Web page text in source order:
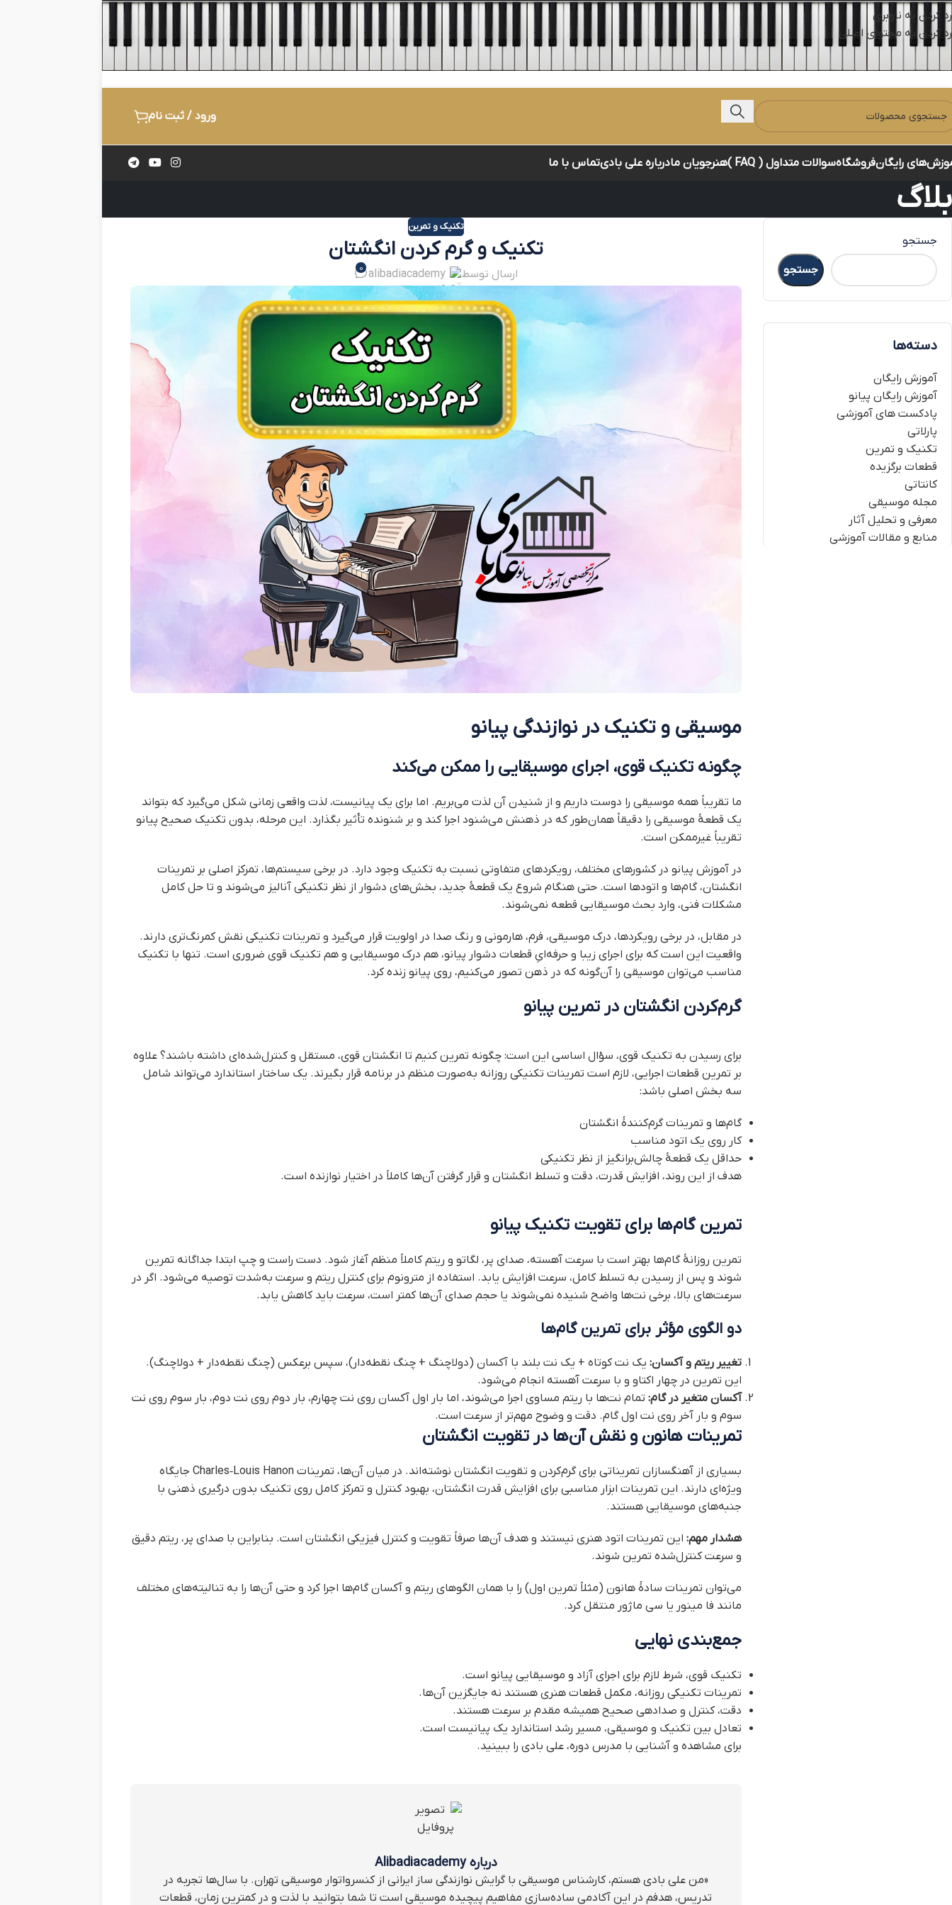
رد کردن به ناوبری
رد کردن به محتوای اصلی
ورود / ثبت نام
رایگانفروشگاهسوالات متداول ( FAQ ) هنرجویان مادرباره علی بادیتماس با ما
بلاگ
جستجو
جستجو
دسته‌ها
آموزش رایگان
آموزش رایگان پیانو
پادکست های آموزشی
پارلاتی
تکنیک و تمرین
قطعات برگزیده
کانتاتی
مجله موسیقی
معرفی و تحلیل آثار
منابع و مقالات آموزشی
تکنیک و تمرین
تکنیک و گرم کردن انگشتان
ارسال توسط alibadiacademy
0
موسیقی و تکنیک در نوازندگی پیانو
چگونه تکنیک قوی، اجرای موسیقایی را ممکن می‌کند
ما تقریباً همه موسیقی را دوست داریم و از شنیدن آن لذت می‌بریم. اما برای یک پیانیست، لذت واقعی زمانی شکل می‌گیرد که بتواند
یک قطعهٔ موسیقی را دقیقاً همان‌طور که در ذهنش می‌شنود اجرا کند و بر شنونده تأثیر بگذارد. این مرحله، بدون تکنیک صحیح پیانو
تقریباً غیرممکن است.
در آموزش پیانو در کشورهای مختلف، رویکردهای متفاوتی نسبت به تکنیک وجود دارد. در برخی سیستم‌ها، تمرکز اصلی بر تمرینات
انگشتان، گام‌ها و اتودها است. حتی هنگام شروع یک قطعهٔ جدید، بخش‌های دشوار از نظر تکنیکی آنالیز می‌شوند و تا حل کامل
مشکلات فنی، وارد بحث موسیقایی قطعه نمی‌شوند.
در مقابل، در برخی رویکردها، درک موسیقی، فرم، هارمونی و رنگ صدا در اولویت قرار می‌گیرد و تمرینات تکنیکی نقش کمرنگ‌تری دارند.
واقعیت این است که برای اجرای زیبا و حرفه‌ایِ قطعات دشوار پیانو، هم درک موسیقایی و هم تکنیک قوی ضروری است. تنها با تکنیک
مناسب می‌توان موسیقی را آن‌گونه که در ذهن تصور می‌کنیم، روی پیانو زنده کرد.
گرم‌کردن انگشتان در تمرین پیانو
برای رسیدن به تکنیک قوی، سؤال اساسی این است: چگونه تمرین کنیم تا انگشتان قوی، مستقل و کنترل‌شده‌ای داشته باشند؟ علاوه
بر تمرین قطعات اجرایی، لازم است تمرینات تکنیکی روزانه به‌صورت منظم در برنامه قرار بگیرند. یک ساختار استاندارد می‌تواند شامل
سه بخش اصلی باشد:
گام‌ها و تمرینات گرم‌کنندهٔ انگشتان
کار روی یک اتود مناسب
حداقل یک قطعهٔ چالش‌برانگیز از نظر تکنیکی
هدف از این روند، افزایش قدرت، دقت و تسلط انگشتان و قرار گرفتن آن‌ها کاملاً در اختیار نوازنده است.
تمرین گام‌ها برای تقویت تکنیک پیانو
تمرین روزانهٔ گام‌ها بهتر است با سرعت آهسته، صدای پر، لگاتو و ریتم کاملاً منظم آغاز شود. دست راست و چپ ابتدا جداگانه تمرین
شوند و پس از رسیدن به تسلط کامل، سرعت افزایش یابد. استفاده از مترونوم برای کنترل ریتم و سرعت به‌شدت توصیه می‌شود. اگر در
سرعت‌های بالا، برخی نت‌ها واضح شنیده نمی‌شوند یا حجم صدای آن‌ها کمتر است، سرعت باید کاهش یابد.
دو الگوی مؤثر برای تمرین گام‌ها
تغییر ریتم و آکسان: یک نت کوتاه + یک نت بلند با آکسان (دولاچنگ + چنگ نقطه‌دار)، سپس برعکس (چنگ نقطه‌دار + دولاچنگ).
این تمرین در چهار اکتاو و با سرعت آهسته انجام می‌شود.
آکسان متغیر در گام: تمام نت‌ها با ریتم مساوی اجرا می‌شوند، اما بار اول آکسان روی نت چهارم، بار دوم روی نت دوم، بار سوم روی نت
سوم و بار آخر روی نت اول گام. دقت و وضوح مهم‌تر از سرعت است.
تمرینات هانون و نقش آن‌ها در تقویت انگشتان
بسیاری از آهنگسازان تمریناتی برای گرم‌کردن و تقویت انگشتان نوشته‌اند. در میان آن‌ها، تمرینات Charles‑Louis Hanon جایگاه
ویژه‌ای دارند. این تمرینات ابزار مناسبی برای افزایش قدرت انگشتان، بهبود کنترل و تمرکز کامل روی تکنیک بدون درگیری ذهنی با
جنبه‌های موسیقایی هستند.
هشدار مهم: این تمرینات اتود هنری نیستند و هدف آن‌ها صرفاً تقویت و کنترل فیزیکی انگشتان است. بنابراین با صدای پر، ریتم دقیق
و سرعت کنترل‌شده تمرین شوند.
می‌توان تمرینات سادهٔ هانون (مثلاً تمرین اول) را با همان الگوهای ریتم و آکسان گام‌ها اجرا کرد و حتی آن‌ها را به تنالیته‌های مختلف
مانند فا مینور یا سی ماژور منتقل کرد.
جمع‌بندی نهایی
تکنیک قوی، شرط لازم برای اجرای آزاد و موسیقایی پیانو است.
تمرینات تکنیکی روزانه، مکمل قطعات هنری هستند نه جایگزین آن‌ها.
دقت، کنترل و صدادهی صحیح همیشه مقدم بر سرعت هستند.
تعادل بین تکنیک و موسیقی، مسیر رشد استاندارد یک پیانیست است.
برای مشاهده و آشنایی با مدرس دوره،علی بادی را ببینید.
درباره Alibadiacademy
«من علی بادی هستم، کارشناس موسیقی با گرایش نوازندگی ساز ایرانی از کنسرواتوار موسیقی تهران. با سال‌ها تجربه در
تدریس، هدفم در این آکادمی ساده‌سازی مفاهیم پیچیده موسیقی است تا شما بتوانید با لذت و در کمترین زمان، قطعات